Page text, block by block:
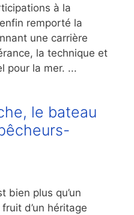
à la
remporté la
une carrière
la technique et
pour la mer. ...
le bateau
bien plus qu’un
d’un héritage